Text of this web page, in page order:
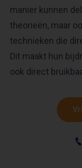
manier kunnen
theorieën, maar
technieken die
Dit maakt hun
ook direct